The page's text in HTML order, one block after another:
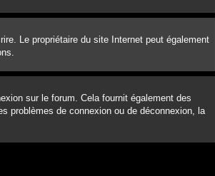
Le propriétaire du site Internet peut également
sur le forum. Cela fournit également des
problèmes de connexion ou de déconnexion, la